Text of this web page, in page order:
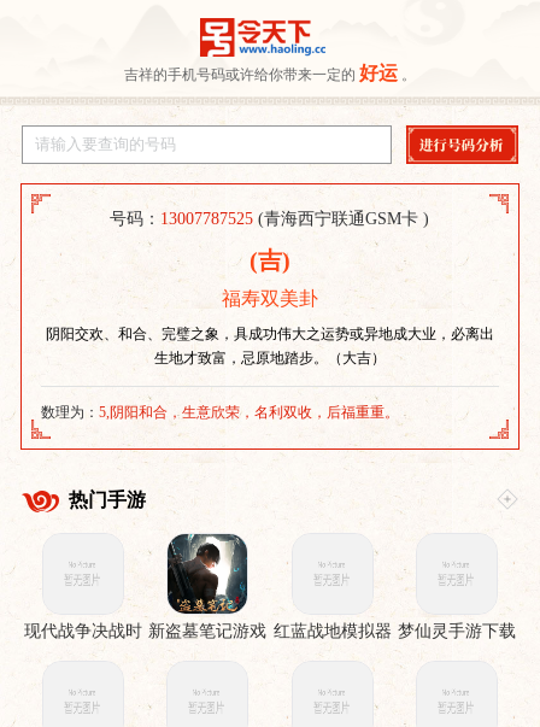
吉祥的手机号码或许给你带来一定的 好运 。
号码： 13007787525 (青海西宁联通GSM卡 )
(吉)
福寿双美卦
阴阳交欢、和合、完璧之象，具成功伟大之运势或异地成大业，必离出
生地才致富，忌原地踏步。（大吉）
数理为：5,阴阳和合，生意欣荣，名利双收，后福重重。
热门手游
现代战争决战时
刻手机版
新盗墓笔记游戏 红蓝战地模拟器
手游
梦仙灵手游下载